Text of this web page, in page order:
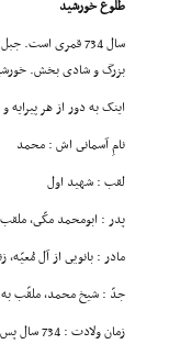
طلوع خورشید
سال 734 قمرى
بزرگ و شادى بخش.
اینک به دور از هر
نامِ آسمانى اش : محمد
لقب : شهید اول
پدر : ابومحمد مکّى،
مادر : بانویى از آل
جدّ : شیخ محمد، ملقّب
زمان ولادت : 734 سال پس از هجرت پیامبر اسلام(صلى الله علیه وآله) به مدینه.